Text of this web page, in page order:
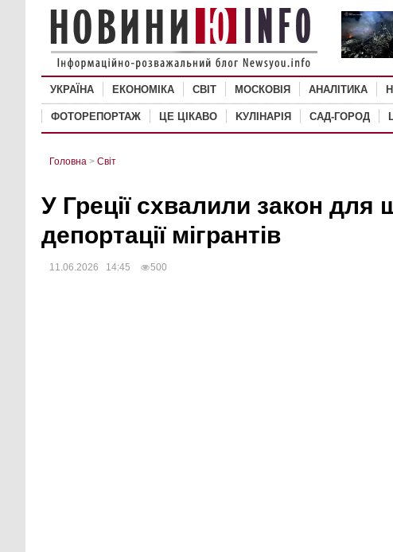
УКРАЇНА ЕКОНОМІКА СВІТ MОСКОВІЯ АНАЛІТИКА
ФОТОРЕПОРТАЖ ЦЕ ЦІКАВО KУЛІНАРІЯ САД-ГОРОД
Головна > Світ
У Греції схвалили закон для
депортації мігрантів
11.06.2026 14:45 500